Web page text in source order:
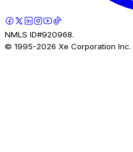
NMLS ID#920968.
© 1995-2026 Xe Corporation Inc.